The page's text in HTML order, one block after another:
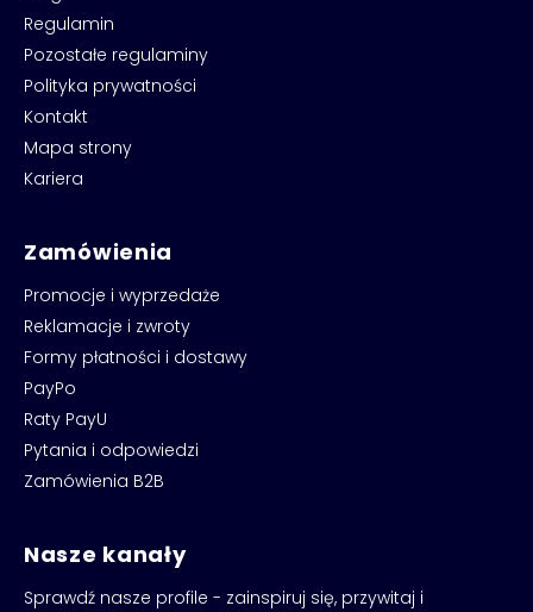
Regulamin
Pozostałe regulaminy
Polityka prywatności
Kontakt
Mapa strony
Kariera
Zamówienia
Promocje i wyprzedaże
Reklamacje i zwroty
Formy płatności i dostawy
PayPo
Raty PayU
Pytania i odpowiedzi
Zamówienia B2B
Nasze kanały
Sprawdź nasze profile - zainspiruj się, przywitaj i